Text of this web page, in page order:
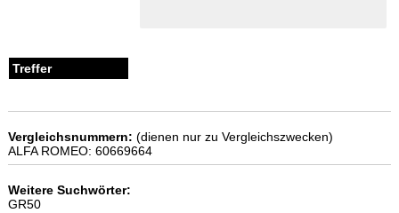
Vergleichsnummern: (dienen nur zu Vergleichszwecken)
ALFA ROMEO: 60669664
Weitere Suchwörter:
GR50